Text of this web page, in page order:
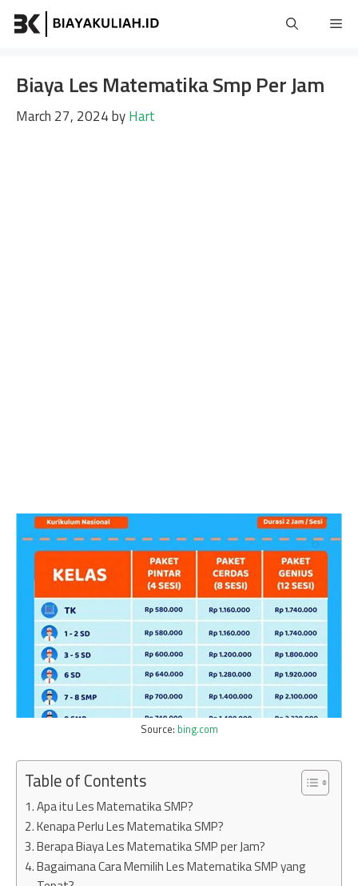
Skip
Biaya Les Matematika Smp Per Jam
March 27, 2024byHart
Source: bing.com
Table of Contents
Apa itu Les Matematika SMP?
Kenapa Perlu Les Matematika SMP?
Berapa Biaya Les Matematika SMP per Jam?
Bagaimana Cara Memilih Les Matematika SMP yang